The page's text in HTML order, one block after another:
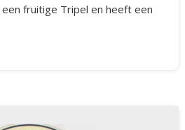
fruitige Tripel en heeft een